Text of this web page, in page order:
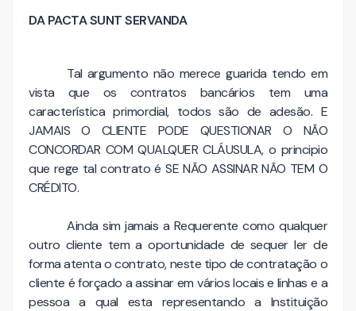
DA PACTA SUNT SERVANDA
Tal argumento não merece guarida tendo em
vista que os contratos bancários tem uma
característica primordial, todos são de adesão. E
JAMAIS O CLIENTE PODE QUESTIONAR O NÃO
CONCORDAR COM QUALQUER CLÁUSULA, o principio
que rege tal contrato é SE NÃO ASSINAR NÃO TEM O
CRÉDITO.
Ainda sim jamais a Requerente como qualquer
outro cliente tem a oportunidade de sequer ler de
forma atenta o contrato, neste tipo de contratação o
cliente é forçado a assinar em vários locais e linhas e a
pessoa a qual esta representando a Instituição